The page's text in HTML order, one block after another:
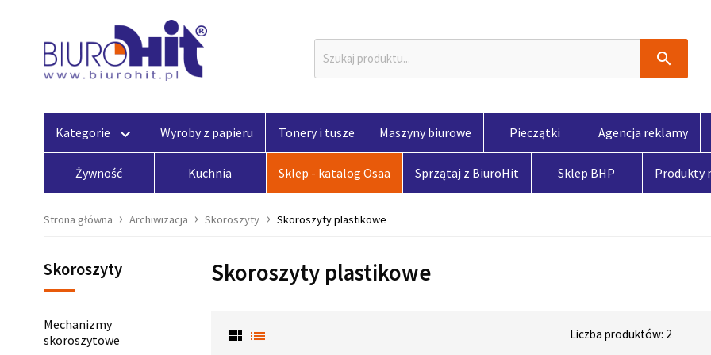

Kategorie keyboard_arrow_down Wyroby z papieru Tonery i tusze Maszyny biurowe Pieczątki Agencja reklamy
Żywność Kuchnia Sklep - katalog Osaa Sprzątaj z BiuroHit Sklep BHP Produkty
Strona główna Archiwizacja Skoroszyty Skoroszyty plastikowe
Skoroszyty
Mechanizmy
skoroszytowe
Skoroszyty plastikowe
view_module list Liczba produktów: 2